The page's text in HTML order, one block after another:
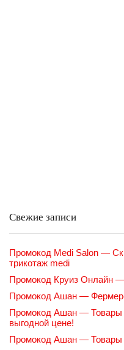
Свежие записи
Промокод Medi Salon —
трикотаж medi
Промокод Круиз Онлайн
Промокод Ашан —
Промокод Ашан —
выгодной цене!
Промокод Ашан — Товары